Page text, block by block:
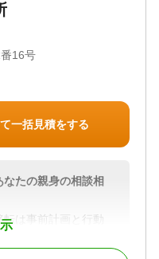
16号
一括見積をする
なたの親身の相談相
転は事前計画と行動
えます。